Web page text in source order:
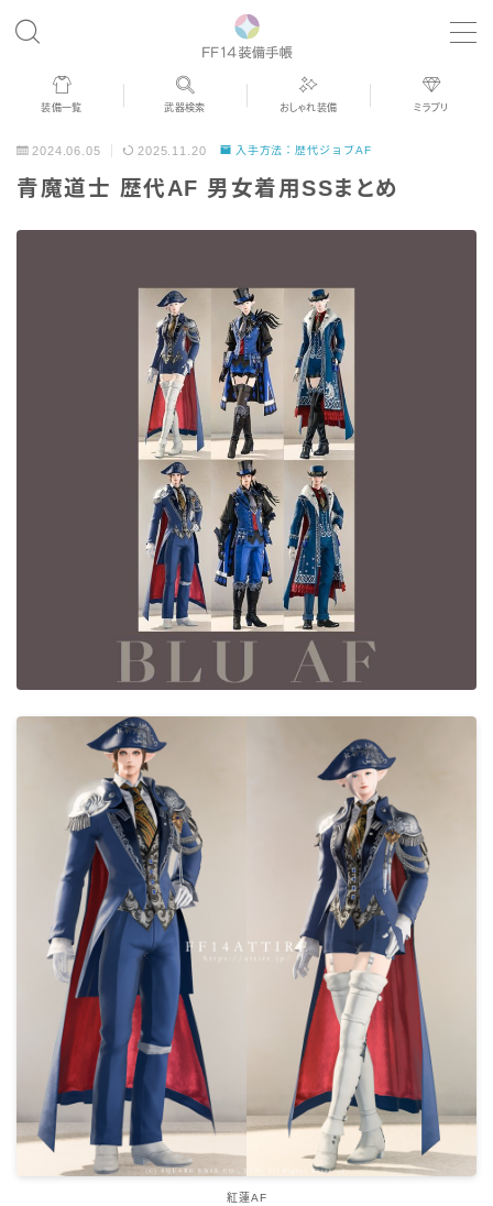
MENU
歴代ジョブAF
頭装備ギミックあり
ネイル
ノースリーブ
半袖
五分袖
七分袖
八分袖
装備一覧 武器検索 おしゃれ装備 ミラプリ
2024.06.05 2025.11.20 入手方法：歴代ジョブAF
青魔道士 歴代AF 男女着用SSまとめ
紅蓮AF